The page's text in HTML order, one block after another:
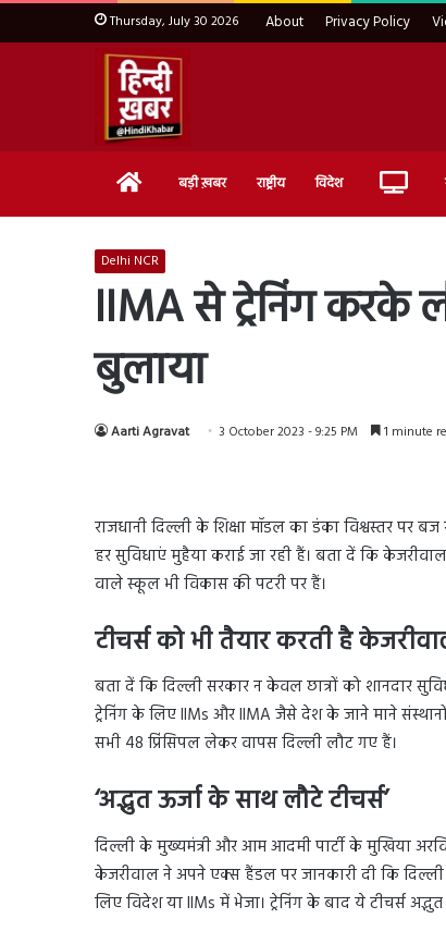
Thursday, July 30 2026 About Privacy Policy
Home बड़ी ख़बर राष्ट्रीय विदेश Live
Delhi NCR
IIMA से ट्रेनिंग करके
बुलाया
Aarti Agravat 3 October 2023 - 9:25 PM 1 minute
राजधानी दिल्ली के शिक्षा मॉडल का डंका विश्वस्तर
हर सुविधाएं मुहैया कराई जा रही हैं। बता दें कि
वाले स्कूल भी विकास की पटरी पर हैं।
टीचर्स को भी तैयार करती है
बता दें कि दिल्ली सरकार न केवल छात्रों को शानदार
ट्रेनिंग के लिए IIMs और IIMA जैसे देश के जाने माने
सभी 48 प्रिंसिपल लेकर वापस दिल्ली लौट गए हैं।
‘अद्भुत ऊर्जा के साथ लौटे टीचर्स’
दिल्ली के मुख्यमंत्री और आम आदमी पार्टी के मुखिया
केजरीवाल ने अपने एक्स हैंडल पर जानकारी दी कि
लिए विदेश या IIMs में भेजा। ट्रेनिंग के बाद ये टीचर्स